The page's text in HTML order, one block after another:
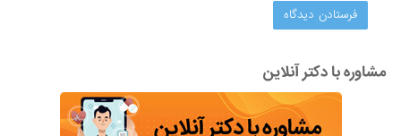
مشاوره با دکتر آنلاین